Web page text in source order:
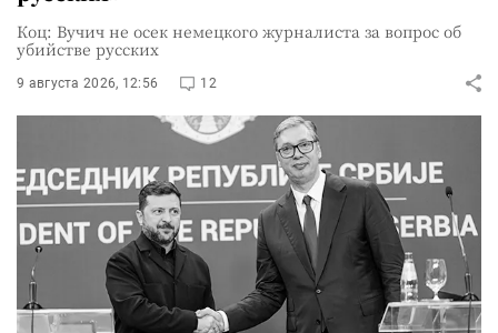
Коц: Вучич не осек немецкого журналиста за вопрос об
убийстве русских
9 августа 2026, 12:56 12